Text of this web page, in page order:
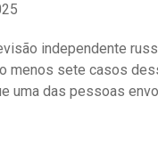
independente
menos sete casos
uma das pessoas